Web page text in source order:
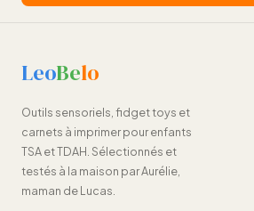
LeoBelo
Outils sensoriels, fidget toys et
carnets à imprimer pour enfants
TSA et TDAH. Sélectionnés et
testés à la maison par Aurélie,
maman de Lucas.